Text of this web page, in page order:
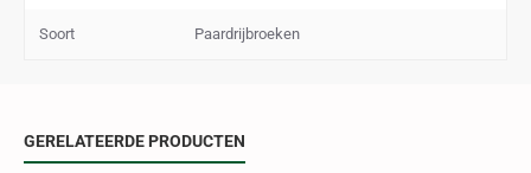
Soort Paardrijbroeken
GERELATEERDE PRODUCTEN